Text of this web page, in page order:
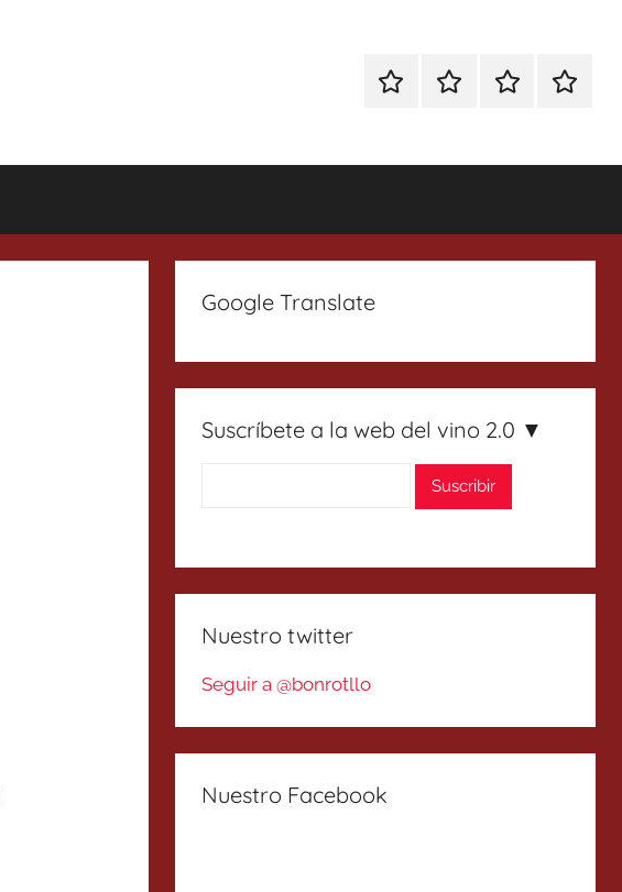
EspecialEnoturismoRanking
Google Translate
Suscríbete a la web del vino 2.0 ▼
Nuestro twitter
Seguir a @bonrotllo
Nuestro Facebook